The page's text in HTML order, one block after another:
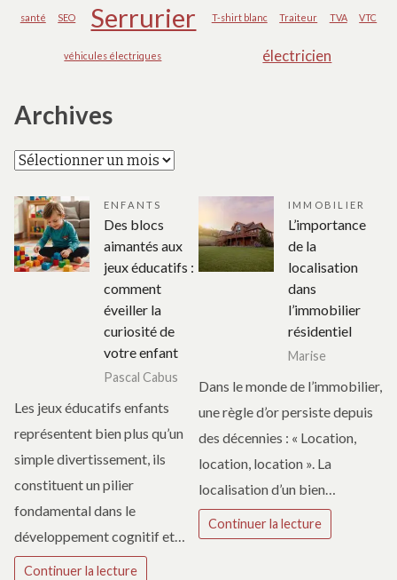
santé SEO Serrurier T-shirt blanc Traiteur TVA VTC
véhicules électriques électricien
Archives
Archives
ENFANTS
Des blocs
aimantés aux
jeux éducatifs :
comment
éveiller la
curiosité de
votre enfant
Pascal Cabus
Les jeux éducatifs enfants
représentent bien plus qu’un
simple divertissement, ils
constituent un pilier
fondamental dans le
développement cognitif et…
Continuer la lecture
IMMOBILIER
L’importance
de la
localisation
dans
l’immobilier
résidentiel
Marise
Dans le monde de l’immobilier,
une règle d’or persiste depuis
des décennies : « Location,
location, location ». La
localisation d’un bien…
Continuer la lecture